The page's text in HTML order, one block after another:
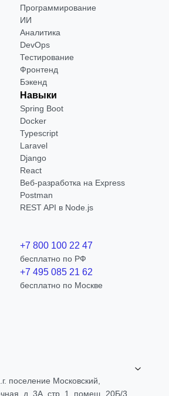
Программирование
ИИ
Аналитика
DevOps
Тестирование
Фронтенд
Бэкенд
Навыки
Spring Boot
Docker
Typescript
Laravel
Django
React
Веб-разработка на Express
Postman
REST API в Node.js
+7 800 100 22 47
бесплатно по РФ
+7 495 085 21 62
бесплатно по Москве
поселение Московский,
д. 3А, стр. 1, помещ. 20Б/3